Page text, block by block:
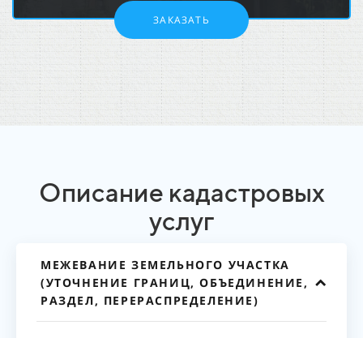
ЗАКАЗАТЬ
Описание кадастровых
услуг
МЕЖЕВАНИЕ ЗЕМЕЛЬНОГО УЧАСТКА
(УТОЧНЕНИЕ ГРАНИЦ, ОБЪЕДИНЕНИЕ,
РАЗДЕЛ, ПЕРЕРАСПРЕДЕЛЕНИЕ)